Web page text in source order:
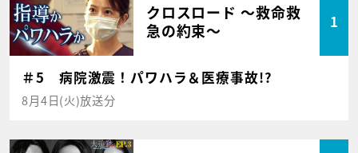
クロスロード ～救命救
急の約束～
1
＃5 病院激震！パワハラ＆医療事故!?
8月4日(火)放送分